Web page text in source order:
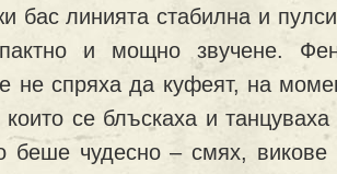
бас линията стабилна и
и мощно звучене.
не спряха да куфеят, на
които се блъскаха и
беше чудесно – смях,